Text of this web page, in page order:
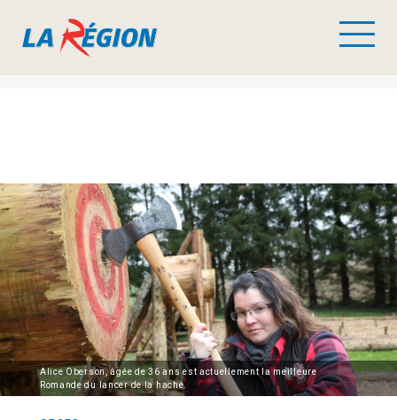
Alice Oberson, âgée de 36 ans est actuellement la meilleure
Romande du lancer de la hache.